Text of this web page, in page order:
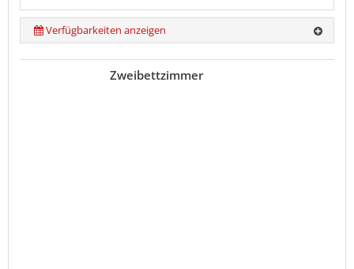
Verfügbarkeiten anzeigen
Zweibettzimmer